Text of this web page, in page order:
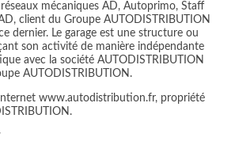
mécaniques AD, Autoprimo, Staff
client du Groupe AUTODISTRIBUTION
dernier. Le garage est une structure ou
son activité de manière indépendante
avec la société AUTODISTRIBUTION
AUTODISTRIBUTION.
www.autodistribution.fr, propriété